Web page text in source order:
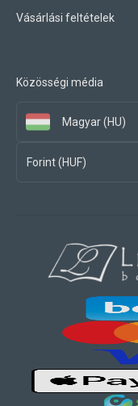
Vásárlási feltételek
Közösségi média
Magyar (HU)
Forint (HUF)